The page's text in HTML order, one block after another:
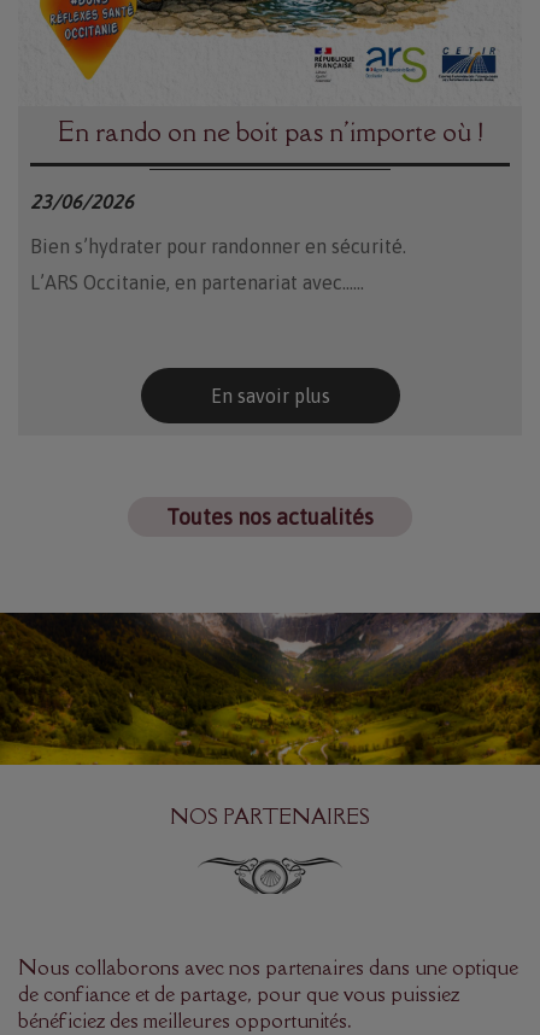
En rando on ne boit pas n'importe où !
23/06/2026
Bien s’hydrater pour randonner en sécurité.
L’ARS Occitanie, en partenariat avec......
En savoir plus
Toutes nos actualités
NOS PARTENAIRES
Nous collaborons avec nos partenaires dans une optique
de confiance et de partage, pour que vous puissiez
bénéficiez des meilleures opportunités.